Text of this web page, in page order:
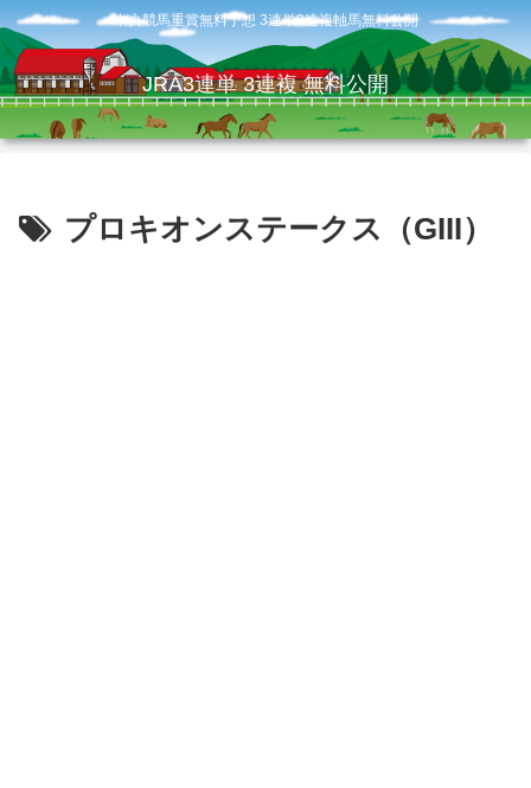
中央競馬重賞無料予想 3連単3連複軸馬無料公開
JRA3連単 3連複 無料公開
プロキオンステークス（GIII）